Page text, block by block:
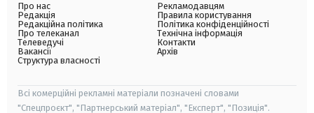
Про нас
Редакція
Редакційна політика
Про телеканал
Телеведучі
Вакансії
Структура власності
Рекламодавцям
Правила користування
Політика конфіденційності
Технічна інформація
Контакти
Архів
Всі комерційні рекламні матеріали позначені словами
"Спецпроєкт", "Партнерський матеріал", "Експерт", "Позиція".